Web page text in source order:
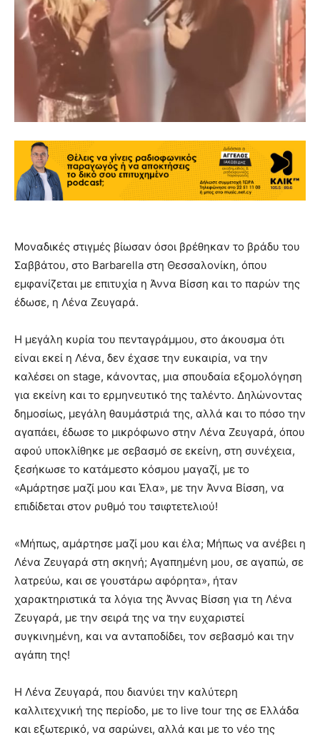
Μοναδικές στιγμές βίωσαν όσοι βρέθηκαν το βράδυ του
Σαββάτου, στο Barbarella στη Θεσσαλονίκη, όπου
εμφανίζεται με επιτυχία η Άννα Βίσση και το παρών της
έδωσε, η Λένα Ζευγαρά.
Η μεγάλη κυρία του πενταγράμμου, στο άκουσμα ότι
είναι εκεί η Λένα, δεν έχασε την ευκαιρία, να την
καλέσει on stage, κάνοντας, μια σπουδαία εξομολόγηση
για εκείνη και το ερμηνευτικό της ταλέντο. Δηλώνοντας
δημοσίως, μεγάλη θαυμάστριά της, αλλά και το πόσο την
αγαπάει, έδωσε το μικρόφωνο στην Λένα Ζευγαρά, όπου
αφού υποκλίθηκε με σεβασμό σε εκείνη, στη συνέχεια,
ξεσήκωσε το κατάμεστο κόσμου μαγαζί, με το
«Αμάρτησε μαζί μου και Έλα», με την Άννα Βίσση, να
επιδίδεται στον ρυθμό του τσιφτετελιού!
«Μήπως, αμάρτησε μαζί μου και έλα; Μήπως να ανέβει η
Λένα Ζευγαρά στη σκηνή; Αγαπημένη μου, σε αγαπώ, σε
λατρεύω, και σε γουστάρω αφόρητα», ήταν
χαρακτηριστικά τα λόγια της Άννας Βίσση για τη Λένα
Ζευγαρά, με την σειρά της να την ευχαριστεί
συγκινημένη, και να ανταποδίδει, τον σεβασμό και την
αγάπη της!
Η Λένα Ζευγαρά, που διανύει την καλύτερη
καλλιτεχνική της περίοδο, με το live tour της σε Ελλάδα
και εξωτερικό, να σαρώνει, αλλά και με το νέο της